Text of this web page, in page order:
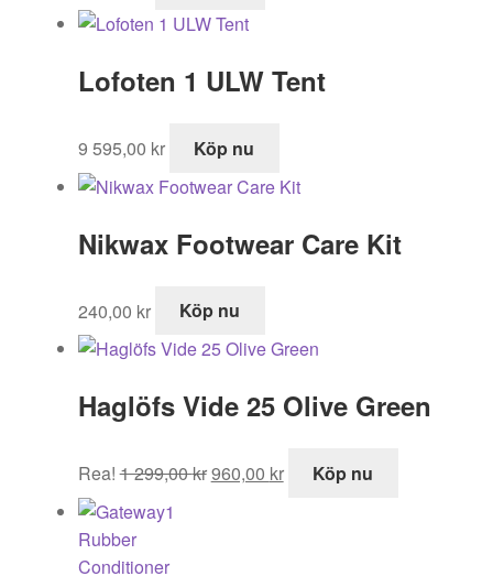
Lofoten 1 ULW Tent
9 595,00 kr Köp nu
Nikwax Footwear Care Kit
240,00 kr Köp nu
Haglöfs Vide 25 Olive Green
Rea! 1 299,00kr
ursprungliga
960,00 kr
nuvarande
Köp nu